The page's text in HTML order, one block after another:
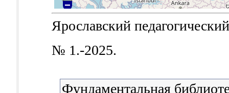
Ярославский
№ 1.-2025.
Фундаментальная